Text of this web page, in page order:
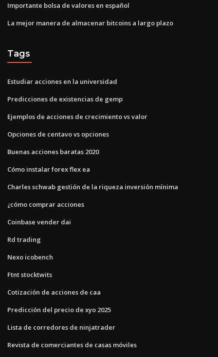
Importante bolsa de valores en español
La mejor manera de almacenar bitcoins a largo plazo
Tags
Estudiar acciones en la universidad
Predicciones de existencias de gemp
Ejemplos de acciones de crecimiento vs valor
Opciones de centavo vs opciones
Buenas acciones baratas 2020
Cómo instalar forex flex ea
Charles schwab gestión de la riqueza inversión mínima
¿cómo comprar acciones
Coinbase vender dai
Rd trading
Nexo icobench
Ftnt stocktwits
Cotización de acciones de caa
Predicción del precio de xyo 2025
Lista de corredores de ninjatrader
Revista de comerciantes de casas móviles